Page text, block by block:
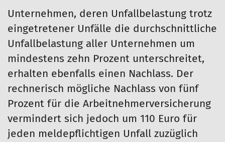
Unternehmen, deren Unfallbelastung trotz
eingetretener Unfälle die durchschnittliche
Unfallbelastung aller Unternehmen um
mindestens zehn Prozent unterschreitet,
erhalten ebenfalls einen Nachlass. Der
rechnerisch mögliche Nachlass von fünf
Prozent für die Arbeitnehmerversicherung
vermindert sich jedoch um 110 Euro für
jeden meldepflichtigen Unfall zuzüglich